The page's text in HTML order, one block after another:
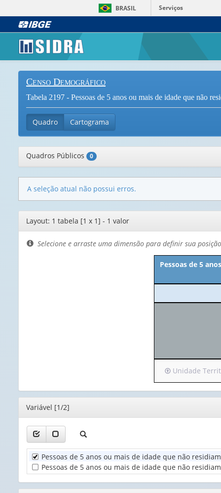
BRASIL Serviços
Censo Demográfico
Tabela 2197 - Pessoas de 5 anos ou mais de idade que não
Quadro Cartograma
Quadros Públicos 0
A seleção atual não possui erros.
Editor
de
layout
Layout: 1 tabela [1 x 1] - 1 valor
Selecione e arraste uma dimensão para definir sua posição
Pessoas de 5
Irá
para
o
cabeçalho
apenas
Unidade
Territorial
Unidade
Editor
Variável [1/2]
Pessoas de 5 anos ou mais de idade que não
Pessoas de 5 anos ou mais de idade que não